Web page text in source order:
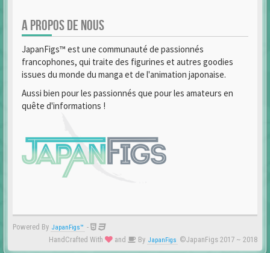
A PROPOS DE NOUS
JapanFigs™ est une communauté de passionnés
francophones, qui traite des figurines et autres goodies
issues du monde du manga et de l'animation japonaise.
Aussi bien pour les passionnés que pour les amateurs en
quête d'informations !
Powered By JapanFigs™ -
HandCrafted With
and By JapanFigs ©JapanFigs 2017 ~ 2018